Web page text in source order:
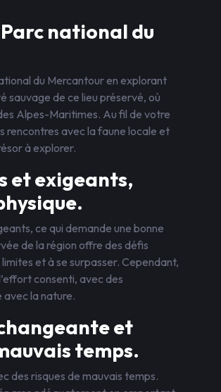
national du
du Mercantour en explorant
sauvage de ce lieu préservé, où
Alpes-Maritimes. Au fil de votre
rencontres avec la faune locale et
à explorer.
et exigeants,
ce qui demande une bonne
de la région offre des défis
et à se surpasser. Cependant,
consenti, avec des
la nature.
et
temps.
des risques de mauvais temps.